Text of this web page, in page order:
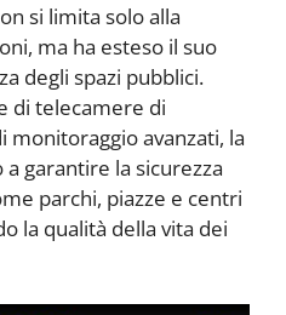
si limita solo alla
ma ha esteso il suo
degli spazi pubblici.
di telecamere di
monitoraggio avanzati, la
garantire la sicurezza
parchi, piazze e centri
la qualità della vita dei